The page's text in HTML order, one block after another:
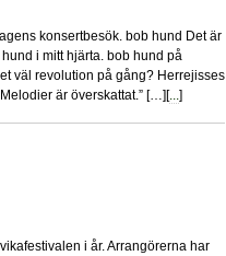
konsertbesök. bob hund Det är
i mitt hjärta. bob hund på
väl revolution på gång? Herrejisses
är överskattat.” […][...]
i år. Arrangörerna har